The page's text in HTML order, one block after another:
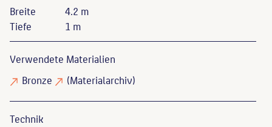
Breite
Tiefe
4.2 m
1 m
Verwendete Materialien
Bronze
(Materialarchiv)
Technik